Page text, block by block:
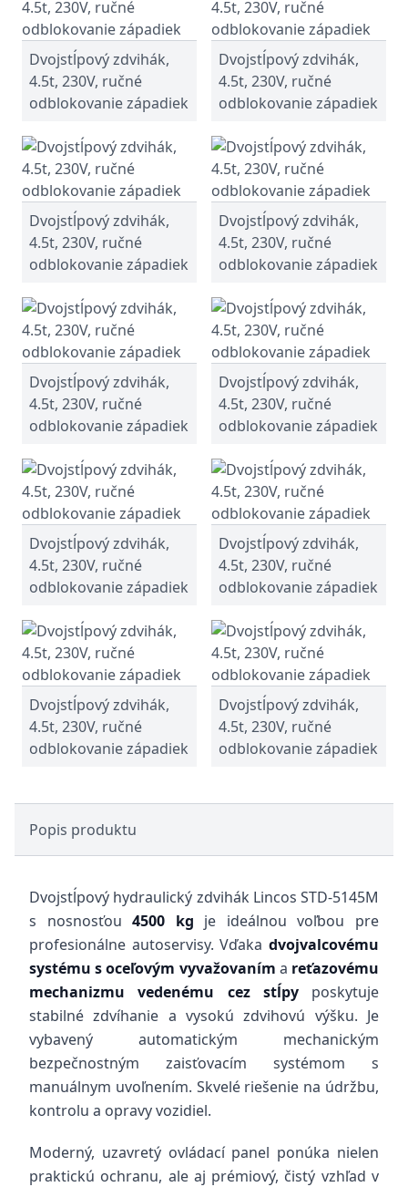
Dvojstĺpový zdvihák,
4.5t, 230V, ručné
odblokovanie západiek
Dvojstĺpový zdvihák,
4.5t, 230V, ručné
odblokovanie západiek
Dvojstĺpový zdvihák,
4.5t, 230V, ručné
odblokovanie západiek
Dvojstĺpový zdvihák,
4.5t, 230V, ručné
odblokovanie západiek
Dvojstĺpový zdvihák,
4.5t, 230V, ručné
odblokovanie západiek
Dvojstĺpový zdvihák,
4.5t, 230V, ručné
odblokovanie západiek
Dvojstĺpový zdvihák,
4.5t, 230V, ručné
odblokovanie západiek
Dvojstĺpový zdvihák,
4.5t, 230V, ručné
odblokovanie západiek
Dvojstĺpový zdvihák,
4.5t, 230V, ručné
odblokovanie západiek
Dvojstĺpový zdvihák,
4.5t, 230V, ručné
odblokovanie západiek
Popis produktu
Dvojstĺpový hydraulický zdvihák Lincos STD-5145M
s nosnosťou4500 kg je ideálnou voľbou pre
profesionálne autoservisy. Vďaka dvojvalcovému
systému s oceľovým vyvažovaním a reťazovému
mechanizmu vedenému cez stĺpyposkytuje
stabilné zdvíhanie a vysokú zdvihovú výšku. Je
vybavený automatickým mechanickým
bezpečnostným zaisťovacím systémom s
manuálnym uvoľnením. Skvelé riešenie na údržbu,
kontrolu a opravy vozidiel.
Moderný, uzavretý ovládací panel ponúka nielen
praktickú ochranu, ale aj prémiový, čistý vzhľad v